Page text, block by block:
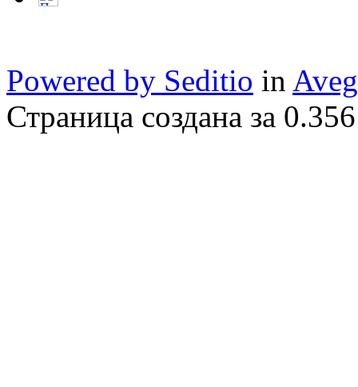
Powered by Seditio in
Страница создана за